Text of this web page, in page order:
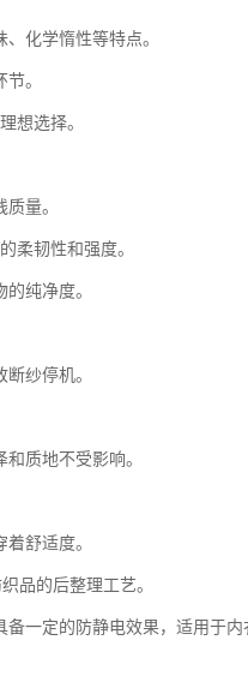
化学惰性等特点。
。
想选择。
量。
柔韧性和强度。
纯净度。
纱停机。
质地不受影响。
舒适度。
品的后整理工艺。
一定的防静电效果，适用于内